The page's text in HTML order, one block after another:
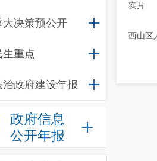
大决策预公开
生重点
治政府建设年报
政府信息
公开年报
实片
西山区